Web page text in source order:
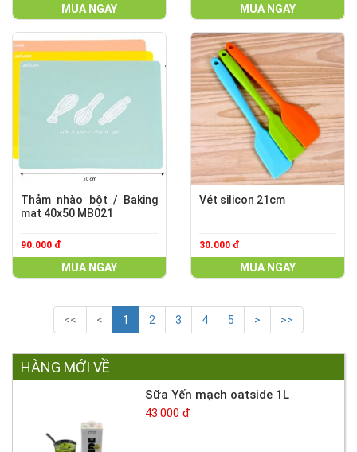
MUA NGAY MUA NGAY
Thảm nhào bột / Baking
mat 40x50 MB021
90.000 đ
MUA NGAY
Vét silicon 21cm
30.000 đ
MUA NGAY
<< < 1 2 3 4 5 > >>
HÀNG MỚI VỀ
Sữa Yến mạch oatside 1L
43.000 đ